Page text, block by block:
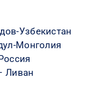
Узбекистан
Монголия
Ливан